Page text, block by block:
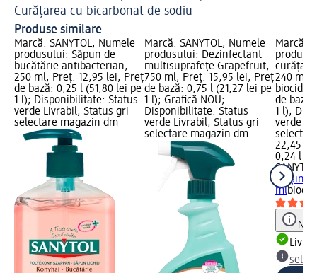
Curățarea cu bicarbonat de sodiu
Produse similare
Marcă: SANYTOL; Numele
produsului: Săpun de
bucătărie antibacterian,
250 ml; Preț: 12,95 lei; Preț
de bază: 0,25 l (51,80 lei pe
1 l); Disponibilitate: Status
verde Livrabil, Status gri
selectare magazin dm
Marcă: SANYTOL; Numele
produsului: Dezinfectant
multisuprafețe Grapefruit,
750 ml; Preț: 15,95 lei; Preț
de bază: 0,75 l (21,27 lei pe
1 l); Grafică NOU;
Disponibilitate: Status
verde Livrabil, Status gri
selectare magazin dm
Marcă:
240 ml;
biocid;
de
1 l);
verde
22,45 lei
0,24 l
SANYTOL
maşina
mlbiocid
Notă